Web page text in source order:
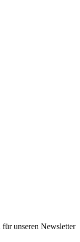
unseren Newsletter